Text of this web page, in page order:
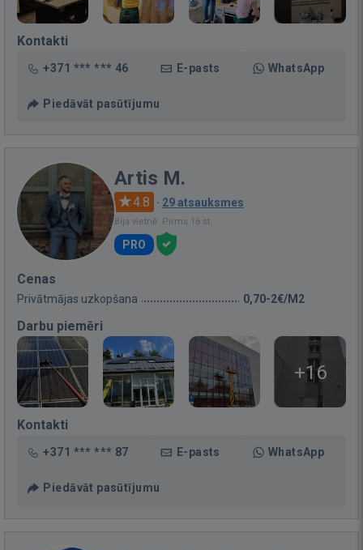
Kontakti
+371 *** *** 46 E-pasts WhatsApp
Piedāvāt pasūtījumu
Artis M.
4.8 · 29 atsauksmes
Bija vietnē: Pirms 16 st.
PRO
Cenas
Privātmājas uzkopšana 0,70-2€/M2
Darbu piemēri
+16
Kontakti
+371 *** *** 87 E-pasts WhatsApp
Piedāvāt pasūtījumu